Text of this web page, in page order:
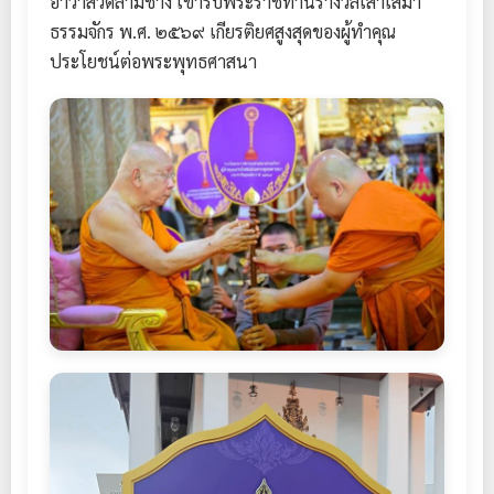
ธรรมจักร พ.ศ. ๒๕๖๙ เกียรติยศสูงสุดของผู้ทำคุณ
ประโยชน์ต่อพระพุทธศาสนา